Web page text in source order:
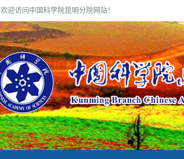
欢迎访问中国科学院昆明分院网站！